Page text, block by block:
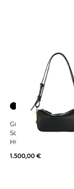
Gucci | Damen
Schultertasche HALF
HORSEBIT MINI
1.500,00 €